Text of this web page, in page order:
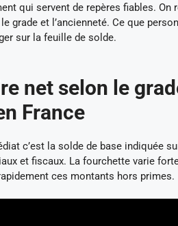
qui servent de repères fiables.
grade et l’ancienneté. Ce que
sur la feuille de solde.
net selon le
France
c’est la solde de base indiquée
et fiscaux. La fourchette varie
ces montants hors primes.